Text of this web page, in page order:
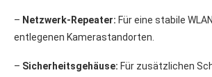
– Netzwerk-Repeater: Für eine stabile
entlegenen Kamerastandorten.
– Sicherheitsgehäuse: Für zusätzlichen